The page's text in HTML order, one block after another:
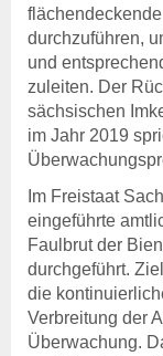
durchzuführen,
und
zuleiten. Der
sächsischen
im Jahr 2019
Im Freistaat
eingeführte
Faulbrut der
durchgeführt.
die
Verbreitung der
Überwachung.